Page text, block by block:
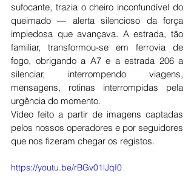
sufocante, trazia o cheiro inconfundível do
queimado — alerta silencioso da força
impiedosa que avançava. A estrada, tão
familiar, transformou-se em ferrovia de
fogo, obrigando a A7 e a estrada 206 a
silenciar, interrompendo viagens,
mensagens, rotinas interrompidas pela
urgência do momento.
Vídeo feito a partir de imagens captadas
pelos nossos operadores e por seguidores
que nos fizeram chegar os registos.
https://youtu.be/rBGv01lJqI0